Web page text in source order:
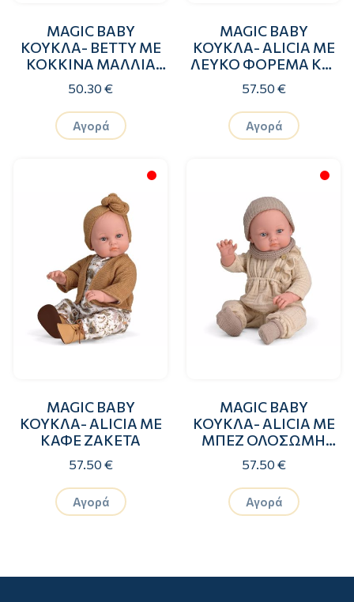
MAGIC BABY
ΚΟΥΚΛΑ- BETTY ΜΕ
ΚΟΚΚΙΝΑ ΜΑΛΛΙΑ
ΚΑΙ ΦΟΡΕΜΑ ΜΕ
ΛΟΥΛΟΥΔΙΑ 30εκ.
50.30 €
Αγορά
MAGIC BABY
ΚΟΥΚΛΑ- ALICIA ΜΕ
ΛΕΥΚΟ ΦΟΡΕΜΑ ΚΑΙ
ΣΚΟΥΦΟ 45εκ.
57.50 €
Αγορά
MAGIC BABY
ΚΟΥΚΛΑ- ALICIA ΜΕ
ΚΑΦΕ ΖΑΚΕΤΑ
57.50 €
Αγορά
MAGIC BABY
ΚΟΥΚΛΑ- ALICIA ΜΕ
ΜΠΕΖ ΟΛΟΣΩΜΗ
ΦΟΡΜΑ
57.50 €
Αγορά